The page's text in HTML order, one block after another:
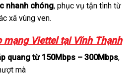
nhanh chóng, phục vụ tận tình từ
xã vùng ven.
mạng Viettel tại Vĩnh Thạnh
quang từ 150Mbps – 300Mbps,
mà